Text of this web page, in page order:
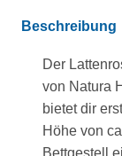
Beschreibung
Der
von Natura
bietet dir
Höhe von
Bettgestell